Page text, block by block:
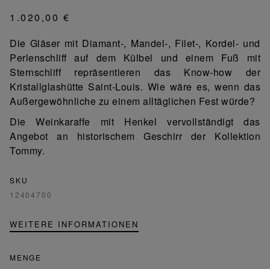
1.020,00 €
Die Gläser mit Diamant-, Mandel-, Filet-, Kordel- und
Perlenschliff auf dem Külbel und einem Fuß mit
Sternschliff repräsentieren das Know-how der
Kristallglashütte Saint-Louis. Wie wäre es, wenn das
Außergewöhnliche zu einem alltäglichen Fest würde?
Die Weinkaraffe mit Henkel vervollständigt das
Angebot an historischem Geschirr der Kollektion
Tommy.
SKU
12404700
WEITERE INFORMATIONEN
MENGE